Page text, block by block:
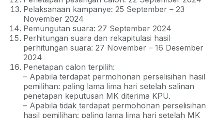
Pelaksanaan kampanye: 25 September – 23
November 2024
Pemungutan suara: 27 September 2024
Perhitungan suara dan rekapitulasi hasil
perhitungan suara: 27 November – 16 Desember
2024
Penetapan calon terpilih:
– Apabila terdapat permohonan perselisihan hasil
pemilihan: paling lama lima hari setelah salinan
penetapan keputusan MK diterima KPU.
– Apabila tidak terdapat permohonan perselisihan
hasil pemilihan: paling lama lima hari setelah MK